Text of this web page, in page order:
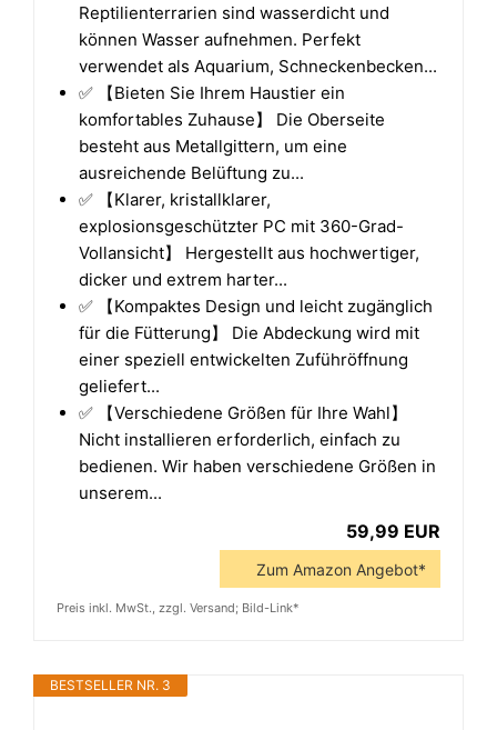
Reptilienterrarien sind wasserdicht und
können Wasser aufnehmen. Perfekt
verwendet als Aquarium, Schneckenbecken...
✅ 【Bieten Sie Ihrem Haustier ein
komfortables Zuhause】 Die Oberseite
besteht aus Metallgittern, um eine
ausreichende Belüftung zu...
✅ 【Klarer, kristallklarer,
explosionsgeschützter PC mit 360-Grad-
Vollansicht】 Hergestellt aus hochwertiger,
dicker und extrem harter...
✅ 【Kompaktes Design und leicht zugänglich
für die Fütterung】 Die Abdeckung wird mit
einer speziell entwickelten Zuführöffnung
geliefert...
✅ 【Verschiedene Größen für Ihre Wahl】
Nicht installieren erforderlich, einfach zu
bedienen. Wir haben verschiedene Größen in
unserem...
59,99 EUR
Zum Amazon Angebot*
Preis inkl. MwSt., zzgl. Versand; Bild-Link*
BESTSELLER NR. 3